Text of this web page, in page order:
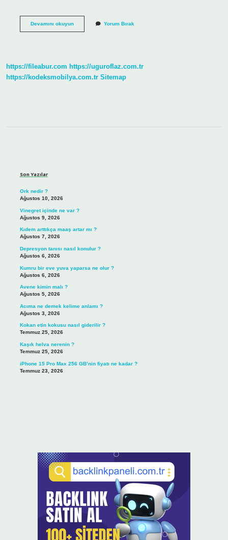
Devamını okuyunTirbuşon
Yorum Bırak
https://fileabur.com https://uguroflaz.com.tr
https://kodeksmobilya.com.tr Sitemap
Son Yazılar
Ork nedir ?
Ağustos 10, 2026
Vinegret içinde ne var ?
Ağustos 9, 2026
Kıdem arttıkça maaş artar mı ?
Ağustos 7, 2026
Depresyon tanısı nasıl konulur ?
Ağustos 6, 2026
Kumru bir eve yuva yaparsa ne olur ?
Ağustos 6, 2026
Avene kimin malı ?
Ağustos 5, 2026
Acıma ne demek kelime anlamı ?
Ağustos 3, 2026
Kokan etin kokusu nasıl giderilir ?
Temmuz 25, 2026
Kaşık helva nerenin ?
Temmuz 25, 2026
iPhone 15 Pro Max 256 GB’nin fiyatı ne kadar ?
Temmuz 23, 2026